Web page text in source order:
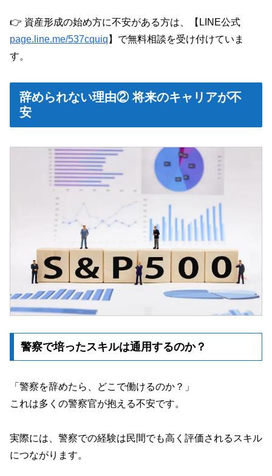
👉 資産形成の始め方に不安がある方は、【LINE公式
page.line.me/537cquiq 】で無料相談を受け付けていま
す。
辞められない理由② 将来のキャリアが不
安
警察で培ったスキルは通用するのか？
「警察を辞めたら、どこで働けるのか？」
これは多くの警察官が抱える不安です。
実際には、警察での経験は民間でも高く評価されるスキル
につながります。